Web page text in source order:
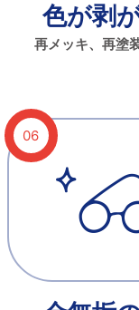
色が剥
再メッキ、再塗